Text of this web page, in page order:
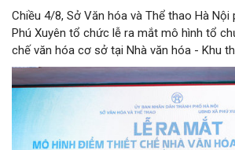
Chiều 4/8, Sở Văn hóa và Thể thao Hà Nội
Phú Xuyên tổ chức lễ ra mắt mô hình tổ
chế văn hóa cơ sở tại Nhà văn hóa - Khu
Điểm, xã Phú Xuyên.